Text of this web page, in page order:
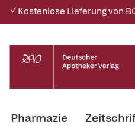
✓ Kostenlose Lieferung von
Pharmazie